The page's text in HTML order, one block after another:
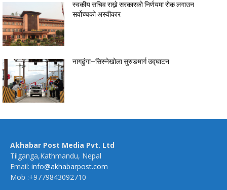
स्वकीय सचिव राख्ने सरकारको निर्णयमा रोक लगाउन
सर्वोच्चको अस्वीकार
नागढुंगा–सिस्नेखोला सुरुङमार्ग उद्घाटन
Akhabar Post Media Pvt. Ltd
Tilganga,Kathmandu, Nepal
Email: info@akhabarpost.com
Mob :+9779843092710